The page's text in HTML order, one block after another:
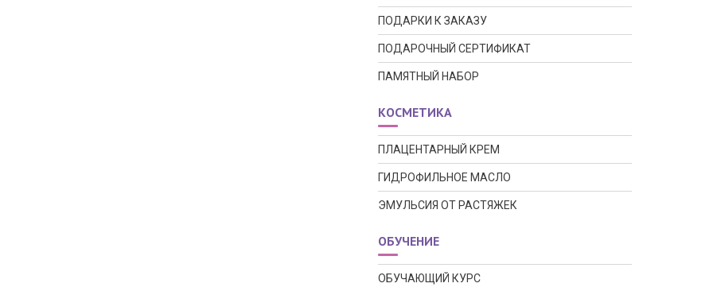
ПОДАРКИ К ЗАКАЗУ
ПОДАРОЧНЫЙ СЕРТИФИКАТ
ПАМЯТНЫЙ НАБОР
КОСМЕТИКА
ПЛАЦЕНТАРНЫЙ КРЕМ
ГИДРОФИЛЬНОЕ МАСЛО
ЭМУЛЬСИЯ ОТ РАСТЯЖЕК
ОБУЧЕНИЕ
ОБУЧАЮЩИЙ КУРС